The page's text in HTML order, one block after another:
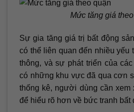
Mức tăng giá
Sự gia tăng giá trị bất động
có thể liên quan đến nhiều yếu
thông, và sự phát triển của
có những khu vực đã qua cơn
thống kê, người dùng cần xem
để hiểu rõ hơn về bức tranh bất